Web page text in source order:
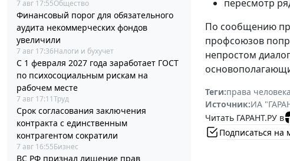
7 авг 17:55Общество
Финансовый порог для обязательного
аудита некоммерческих фондов
увеличили
7 авг 17:36Налоги и бухучет
С 1 февраля 2027 года заработает ГОСТ
по психосоциальным рискам на
рабочем месте
7 авг 17:11Труд
Срок согласования заключения
контракта с единственным
контрагентом сократили
7 авг 16:55Бизнес
ВС РФ признал лишение прав
пересмотр
По сообщению
профсоюзов
непростом
Теги:права человека
Источник:ИА
Читать ГАРАНТ.РУ в
Подписаться на